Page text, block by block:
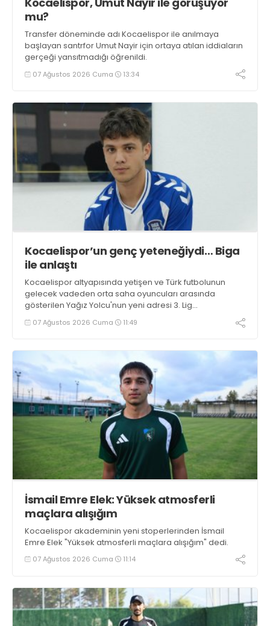
mu?
Transfer döneminde adı Kocaelispor ile anılmaya
başlayan santrfor Umut Nayir için ortaya atılan iddiaların
gerçeği yansıtmadığı öğrenildi.
07 Ağustos 2026 Cuma 13:34
Kocaelispor’un genç yeteneğiydi… Biga
ile anlaştı
Kocaelispor altyapısında yetişen ve Türk futbolunun
gelecek vadeden orta saha oyuncuları arasında
gösterilen Yağız Yolcu'nun yeni adresi 3. Lig
takımlarından Bigaspor ile 1+1 yıllık anlaşma sağladı.
07 Ağustos 2026 Cuma 11:49
İsmail Emre Elek: Yüksek atmosferli
maçlara alışığım
Kocaelispor akademinin yeni stoperlerinden İsmail
Emre Elek "Yüksek atmosferli maçlara alışığım" dedi.
07 Ağustos 2026 Cuma 11:14